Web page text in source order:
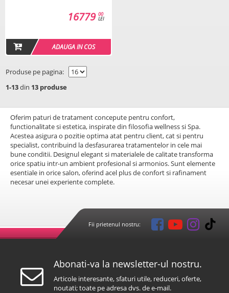
00
LEI
16779
ADAUGA IN COS
Produse pe pagina:
1-13din 13 produse
Oferim paturi de tratament concepute pentru confort,
functionalitate si estetica, inspirate din filosofia wellness si Spa.
Acestea asigura o pozitie optima atat pentru client, cat si pentru
specialist, contribuind la desfasurarea tratamentelor in cele mai
bune conditii. Designul elegant si materialele de calitate transforma
orice spatiu intr-un ambient profesional si armonios. Sunt elemente
esentiale in orice salon, oferind acel plus de confort si rafinament
necesar unei experiente complete.
Fii prietenul nostru:
Abonati-va la newsletter-ul nostru.
Articole interesante, sfaturi utile, reduceri, oferte,
noutati; toate pe adresa dvs. de e-mail.